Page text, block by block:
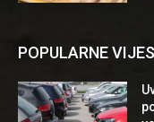
POPULARNE